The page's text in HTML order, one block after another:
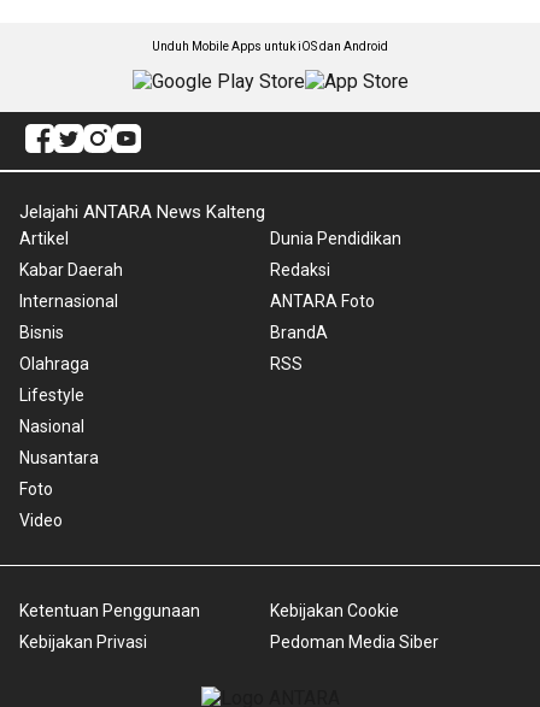
Unduh Mobile Apps untuk iOS dan Android
Jelajahi ANTARA News Kalteng
Artikel
Kabar Daerah
Internasional
Bisnis
Olahraga
Lifestyle
Nasional
Nusantara
Foto
Video
Dunia Pendidikan
Redaksi
ANTARA Foto
BrandA
RSS
Ketentuan Penggunaan
Kebijakan Privasi
Kebijakan Cookie
Pedoman Media Siber